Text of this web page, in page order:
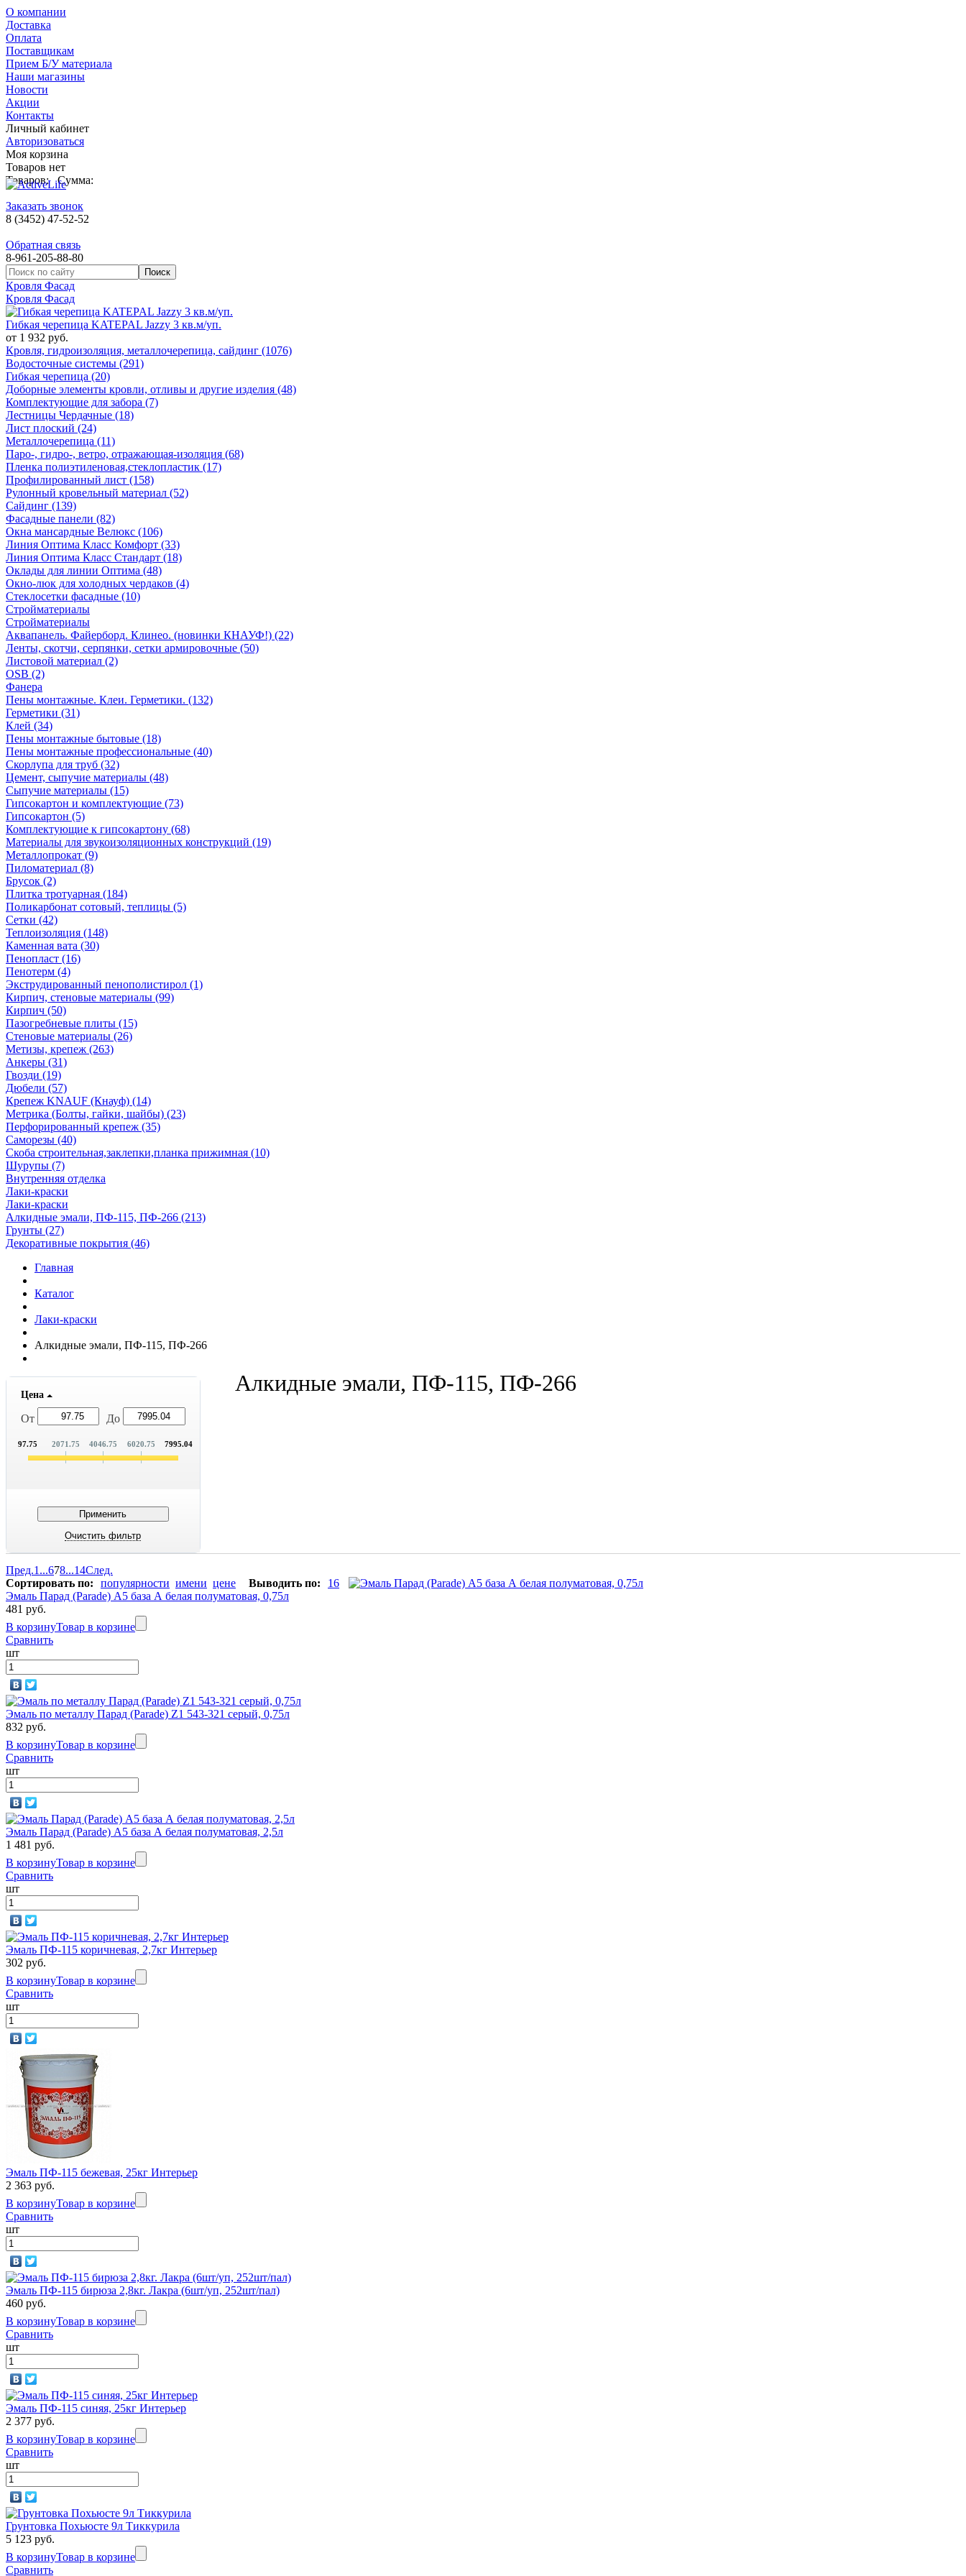
О компании
Доставка
Оплата
Поставщикам
Прием Б/У материала
Наши магазины
Новости
Акции
Контакты
Личный кабинет
Авторизоваться
Моя корзина
Товаров нет
Товаров: Сумма:
Заказать звонок
8 (3452) 47-52-52
Обратная связь
8-961-205-88-80
Кровля Фасад
Кровля Фасад
Гибкая черепица KATEPAL Jazzy 3 кв.м/уп.
от 1 932 руб.
Кровля, гидроизоляция, металлочерепица, сайдинг (1076)
Водосточные системы (291)
Гибкая черепица (20)
Доборные элементы кровли, отливы и другие изделия (48)
Комплектующие для забора (7)
Лестницы Чердачные (18)
Лист плоский (24)
Металлочерепица (11)
Паро-, гидро-, ветро, отражающая-изоляция (68)
Пленка полиэтиленовая,стеклопластик (17)
Профилированный лист (158)
Рулонный кровельный материал (52)
Сайдинг (139)
Фасадные панели (82)
Окна мансардные Велюкс (106)
Линия Оптима Класс Комфорт (33)
Линия Оптима Класс Стандарт (18)
Оклады для линии Оптима (48)
Окно-люк для холодных чердаков (4)
Стеклосетки фасадные (10)
Стройматериалы
Стройматериалы
Аквапанель. Файерборд. Клинео. (новинки КНАУФ!) (22)
Ленты, скотчи, серпянки, сетки армировочные (50)
Листовой материал (2)
OSB (2)
Фанера
Пены монтажные. Клеи. Герметики. (132)
Герметики (31)
Клей (34)
Пены монтажные бытовые (18)
Пены монтажные профессиональные (40)
Скорлупа для труб (32)
Цемент, сыпучие материалы (48)
Сыпучие материалы (15)
Гипсокартон и комплектующие (73)
Гипсокартон (5)
Комплектующие к гипсокартону (68)
Материалы для звукоизоляционных конструкций (19)
Металлопрокат (9)
Пиломатериал (8)
Брусок (2)
Плитка тротуарная (184)
Поликарбонат сотовый, теплицы (5)
Сетки (42)
Теплоизоляция (148)
Каменная вата (30)
Пенопласт (16)
Пенотерм (4)
Экструдированный пенополистирол (1)
Кирпич, стеновые материалы (99)
Кирпич (50)
Пазогребневые плиты (15)
Стеновые материалы (26)
Метизы, крепеж (263)
Анкеры (31)
Гвозди (19)
Дюбели (57)
Крепеж KNAUF (Кнауф) (14)
Метрика (Болты, гайки, шайбы) (23)
Перфорированный крепеж (35)
Саморезы (40)
Скоба строительная,заклепки,планка прижимная (10)
Шурупы (7)
Внутренняя отделка
Лаки-краски
Лаки-краски
Алкидные эмали, ПФ-115, ПФ-266 (213)
Грунты (27)
Декоративные покрытия (46)
Главная
Каталог
Лаки-краски
Алкидные эмали, ПФ-115, ПФ-266
Цена
От До
97.75 2071.75 4046.75 6020.75 7995.04
Алкидные эмали, ПФ-115, ПФ-266
Пред.1 ...678...14След.
Сортировать по:
популярности имени цене Выводить по:
16
Эмаль Парад (Parade) А5 база А белая полуматовая, 0,75л
481 руб.
В корзинуТовар в корзине
Сравнить
шт
Эмаль по металлу Парад (Parade) Z1 543-321 серый, 0,75л
832 руб.
В корзинуТовар в корзине
Сравнить
шт
Эмаль Парад (Parade) А5 база А белая полуматовая, 2,5л
1 481 руб.
В корзинуТовар в корзине
Сравнить
шт
Эмаль ПФ-115 коричневая, 2,7кг Интерьер
302 руб.
В корзинуТовар в корзине
Сравнить
шт
Эмаль ПФ-115 бежевая, 25кг Интерьер
2 363 руб.
В корзинуТовар в корзине
Сравнить
шт
Эмаль ПФ-115 бирюза 2,8кг. Лакра (6шт/уп, 252шт/пал)
460 руб.
В корзинуТовар в корзине
Сравнить
шт
Эмаль ПФ-115 синяя, 25кг Интерьер
2 377 руб.
В корзинуТовар в корзине
Сравнить
шт
Грунтовка Похьюсте 9л Тиккурила
5 123 руб.
В корзинуТовар в корзине
Сравнить